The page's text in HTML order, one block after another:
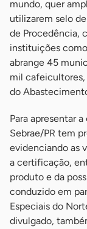
mundo, quer
utilizarem selo
de Procedência,
instituições
abrange 45
mil cafeicultores,
do
Para apresentar
Sebrae/PR tem
evidenciando as
a certificação,
produto e da
conduzido em
Especiais do
divulgado,